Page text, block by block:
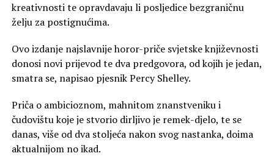
kreativnosti te opravdavaju li posljedice bezgraničnu
želju za postignućima.
Ovo izdanje najslavnije horor-priče svjetske književnosti
donosi novi prijevod te dva predgovora, od kojih je jedan,
smatra se, napisao pjesnik Percy Shelley.
Priča o ambicioznom, mahnitom znanstveniku i
čudovištu koje je stvorio dirljivo je remek-djelo, te se
danas, više od dva stoljeća nakon svog nastanka, doima
aktualnijom no ikad.